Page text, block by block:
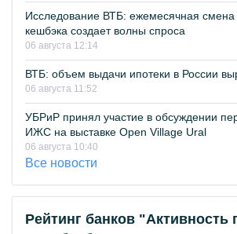
Исследование ВТБ: ежемесячная смена
кешбэка создает волны спроса
06 августа 12:14
ВТБ: объем выдачи ипотеки в России
06 августа 11:52
УБРиР принял участие в обсуждении
ИЖС на выставке Open Village Ural
06 августа 10:40
Все новости
Рейтинг банков "Активность